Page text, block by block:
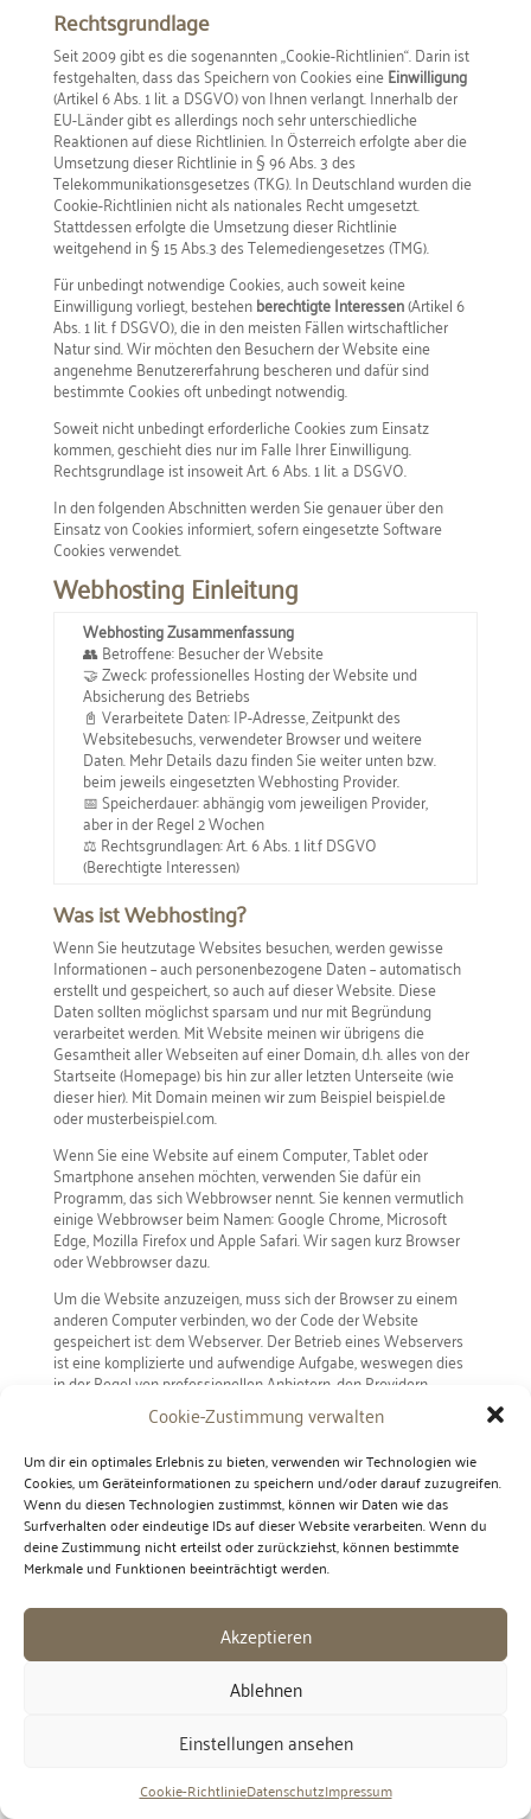
Cookie-Zustimmung verwalten
Um dir ein optimales Erlebnis zu bieten, verwenden wir Technologien wie
Cookies, um Geräteinformationen zu speichern und/oder darauf zuzugreifen.
Wenn du diesen Technologien zustimmst, können wir Daten wie das
Surfverhalten oder eindeutige IDs auf dieser Website verarbeiten. Wenn du
deine Zustimmung nicht erteilst oder zurückziehst, können bestimmte
Merkmale und Funktionen beeinträchtigt werden.
Akzeptieren
Ablehnen
Einstellungen ansehen
Cookie-RichtlinieDatenschutzImpressum
Rechtsgrundlage
Seit 2009 gibt es die sogenannten „Cookie-Richtlinien“. Darin ist
festgehalten, dass das Speichern von Cookies eineEinwilligung
(Artikel 6 Abs. 1 lit. a DSGVO) von Ihnen verlangt. Innerhalb der
EU-Länder gibt es allerdings noch sehr unterschiedliche
Reaktionen auf diese Richtlinien. In Österreich erfolgte aber die
Umsetzung dieser Richtlinie in § 96 Abs. 3 des
Telekommunikationsgesetzes (TKG). In Deutschland wurden die
Cookie-Richtlinien nicht als nationales Recht umgesetzt.
Stattdessen erfolgte die Umsetzung dieser Richtlinie
weitgehend in § 15 Abs.3 des Telemediengesetzes (TMG).
Für unbedingt notwendige Cookies, auch soweit keine
Einwilligung vorliegt, bestehenberechtigte Interessen(Artikel 6
Abs. 1 lit. f DSGVO), die in den meisten Fällen wirtschaftlicher
Natur sind. Wir möchten den Besuchern der Website eine
angenehme Benutzererfahrung bescheren und dafür sind
bestimmte Cookies oft unbedingt notwendig.
Soweit nicht unbedingt erforderliche Cookies zum Einsatz
kommen, geschieht dies nur im Falle Ihrer Einwilligung.
Rechtsgrundlage ist insoweit Art. 6 Abs. 1 lit. a DSGVO.
In den folgenden Abschnitten werden Sie genauer über den
Einsatz von Cookies informiert, sofern eingesetzte Software
Cookies verwendet.
Webhosting Einleitung
Webhosting Zusammenfassung
👥 Betroffene: Besucher der Website
🤝 Zweck: professionelles Hosting der Website und
Absicherung des Betriebs
📓 Verarbeitete Daten: IP-Adresse, Zeitpunkt des
Websitebesuchs, verwendeter Browser und weitere
Daten. Mehr Details dazu finden Sie weiter unten bzw.
beim jeweils eingesetzten Webhosting Provider.
📅 Speicherdauer: abhängig vom jeweiligen Provider,
aber in der Regel 2 Wochen
⚖️ Rechtsgrundlagen: Art. 6 Abs. 1 lit.f DSGVO
(Berechtigte Interessen)
Was ist Webhosting?
Wenn Sie heutzutage Websites besuchen, werden gewisse
Informationen – auch personenbezogene Daten – automatisch
erstellt und gespeichert, so auch auf dieser Website. Diese
Daten sollten möglichst sparsam und nur mit Begründung
verarbeitet werden. Mit Website meinen wir übrigens die
Gesamtheit aller Webseiten auf einer Domain, d.h. alles von der
Startseite (Homepage) bis hin zur aller letzten Unterseite (wie
dieser hier). Mit Domain meinen wir zum Beispiel beispiel.de
oder musterbeispiel.com.
Wenn Sie eine Website auf einem Computer, Tablet oder
Smartphone ansehen möchten, verwenden Sie dafür ein
Programm, das sich Webbrowser nennt. Sie kennen vermutlich
einige Webbrowser beim Namen: Google Chrome, Microsoft
Edge, Mozilla Firefox und Apple Safari. Wir sagen kurz Browser
oder Webbrowser dazu.
Um die Website anzuzeigen, muss sich der Browser zu einem
anderen Computer verbinden, wo der Code der Website
gespeichert ist: dem Webserver. Der Betrieb eines Webservers
ist eine komplizierte und aufwendige Aufgabe, weswegen dies
in der Regel von professionellen Anbietern, den Providern,
übernommen wird. Diese bieten Webhosting an und sorgen
damit für eine verlässliche und fehlerfreie Speicherung der
bleiben Sie dran, es wird noch besser!
Bei der Verbindungsaufnahme des Browsers auf Ihrem
Computer (Desktop, Laptop, Tablet oder Smartphone) und
während der Datenübertragung zu und vom Webserver kann es
zu einer Verarbeitung personenbezogener Daten kommen.
der Webserver Daten eine Zeit lang speichern, um einen
ordentlichen Betrieb zu gewährleisten.
Ein Bild sagt mehr als tausend Worte, daher zeigt folgende
Grafik zur Veranschaulichung das Zusammenspiel zwischen